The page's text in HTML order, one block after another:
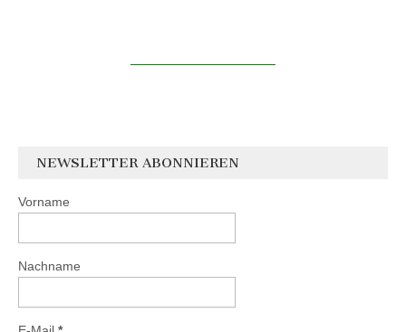
NEWSLETTER ABONNIEREN
Vorname
Nachname